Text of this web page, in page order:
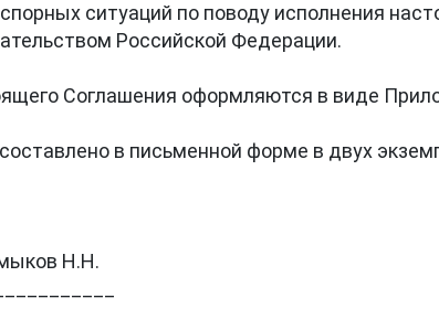
ситуаций по поводу исполнения
Российской Федерации.
Соглашения оформляются в виде
в письменной форме в двух
Н.Н.